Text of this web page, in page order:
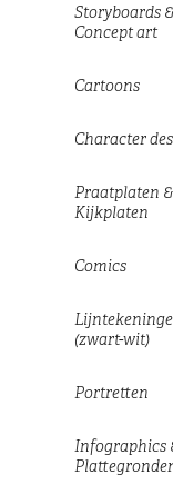
Storyboards &
Concept art
Cartoons
Character
Praatplaten &
Kijkplaten
Comics
(zwart-wit)
Portretten
Infographics